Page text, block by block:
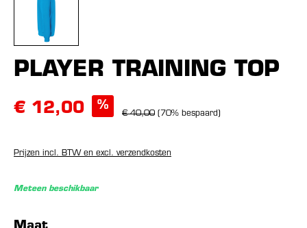
PLAYER TRAINING TOP
€ 12,00 %
€ 40,00 (70% bespaard)
Prijzen incl. BTW en excl. verzendkosten
Meteen beschikbaar